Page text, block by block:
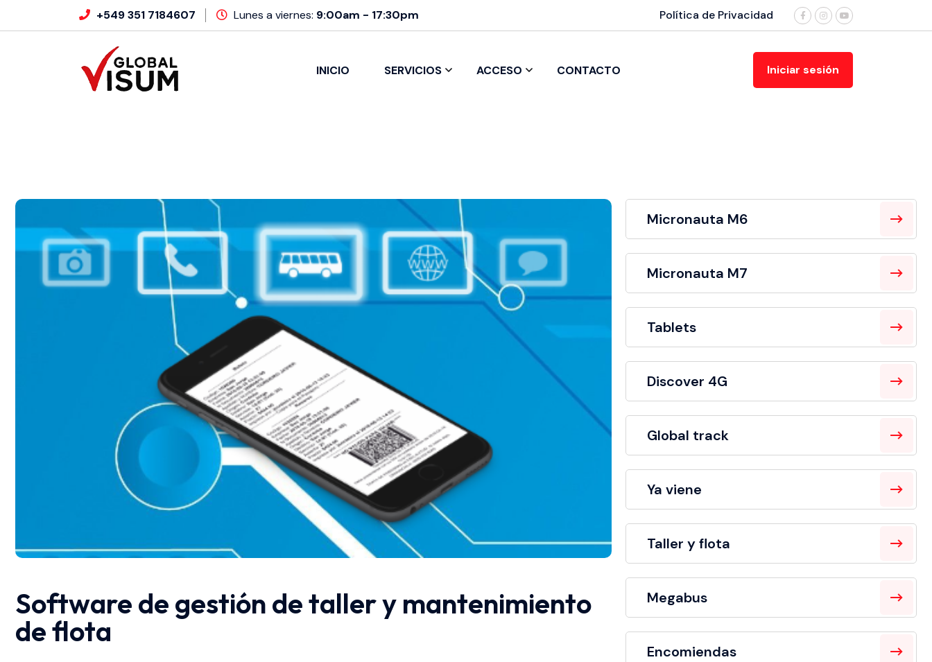
+549 351 7184607 Lunes a viernes: 9:00am - 17:30pm Política de Privacidad
INICIO SERVICIOS ACCESO CONTACTO Iniciar sesión
Software de gestión de taller y mantenimiento
de flota
Micronauta M6
Micronauta M7
Tablets
Discover 4G
Global track
Ya viene
Taller y flota
Megabus
Encomiendas